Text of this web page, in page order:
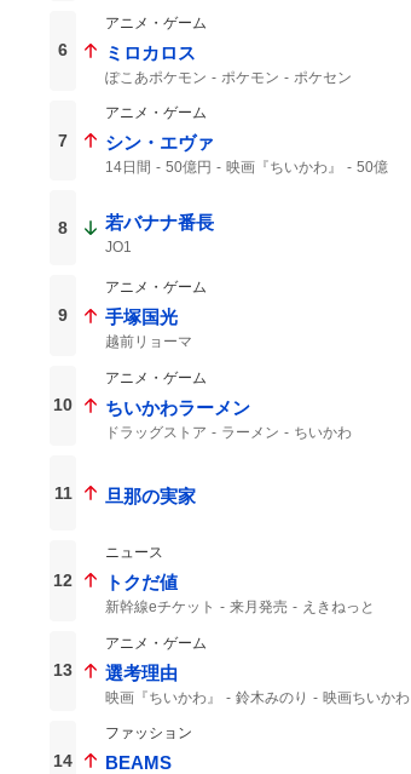
6
アニメ・ゲーム
ミロカロス
ぽこあポケモン ポケモン
ポケセン
7
アニメ・ゲーム
シン・エヴァ
14日間 50億円 映画『ちいかわ』
50億
8 若バナナ番長
JO1
9
アニメ・ゲーム
手塚国光
越前リョーマ
10
アニメ・ゲーム
ちいかわラーメン
ドラッグストア ラーメン ちいかわ
11 旦那の実家
12
ニュース
トクだ値
新幹線eチケット 来月発売
えきねっと
13
アニメ・ゲーム
選考理由
映画『ちいかわ』 鈴木みのり 映画ちいかわ
14
ファッション
BEAMS